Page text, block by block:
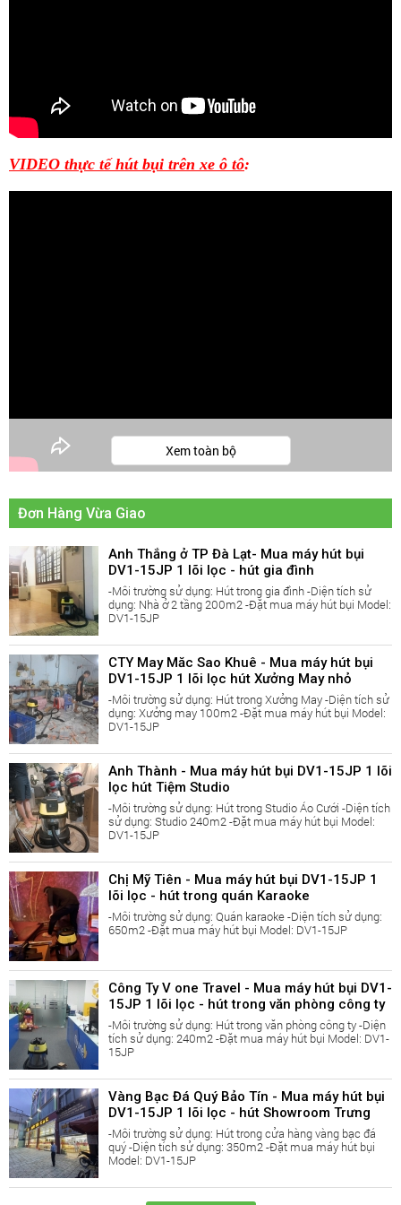
VIDEO thực tế hút bụi trên xe ô tô:
► Điểm qua những lợi ích khi sử dụng
1. Tiết kiệm thời gian và công sức vệ sinh, dọn dẹp nhà
cửa.
Ưu điểm đầu tiên và dễ thấy nhất của máy hút bụi là giảm
đáng kể công sức và thời gian dọn dẹp cho người dùng.
Thay vì phải tốn thời gian cho việc di chuyển đồ đạc rồi
quét dọn tổng thể, sau đó lau chùi sạch sẽ và sắp xếp lại
mọi thứ như lúc đầu thì với máy hút bụi người dùng chỉ
cần cắm điện và di chuyển máy tới mọi ngóc ngách để hút
sạch bụi bẩn trong căn phòng.
2. Có thể vệ sinh bất kỳ lúc nào cần thiết mà ko cần chuẩn
bị trước.
Nếu bạn vệ sinh nhà cửa theo những cách thông thường
Xem toàn bộ
Đơn Hàng Vừa Giao
Anh Thắng ở TP Đà Lạt- Mua máy hút bụi
DV1-15JP 1 lõi lọc - hút gia đình
-Môi trường sử dụng: Hút trong gia đình -Diện tích sử
dụng: Nhà ở 2 tầng 200m2 -Đặt mua máy hút bụi Model:
DV1-15JP
CTY May Măc Sao Khuê - Mua máy hút bụi
DV1-15JP 1 lõi lọc hút Xưởng May nhỏ
-Môi trường sử dụng: Hút trong Xưởng May -Diện tích sử
dụng: Xưởng may 100m2 -Đặt mua máy hút bụi Model:
DV1-15JP
Anh Thành - Mua máy hút bụi DV1-15JP 1 lõi
lọc hút Tiệm Studio
-Môi trường sử dụng: Hút trong Studio Áo Cưới -Diện tích
sử dụng: Studio 240m2 -Đặt mua máy hút bụi Model:
DV1-15JP
Chị Mỹ Tiên - Mua máy hút bụi DV1-15JP 1
lõi lọc - hút trong quán Karaoke
-Môi trường sử dụng: Quán karaoke -Diện tích sử dụng:
650m2 -Đặt mua máy hút bụi Model: DV1-15JP
Công Ty V one Travel - Mua máy hút bụi DV1-
15JP 1 lõi lọc - hút trong văn phòng công ty
-Môi trường sử dụng: Hút trong văn phòng công ty -Diện
tích sử dụng: 240m2 -Đặt mua máy hút bụi Model: DV1-
15JP
Vàng Bạc Đá Quý Bảo Tín - Mua máy hút bụi
DV1-15JP 1 lõi lọc - hút Showroom Trưng
Bày
-Môi trường sử dụng: Hút trong cửa hàng vàng bạc đá
quý -Diện tích sử dụng: 350m2 -Đặt mua máy hút bụi
Model: DV1-15JP